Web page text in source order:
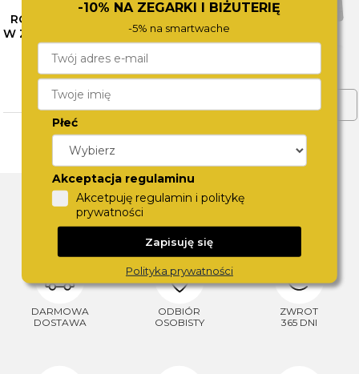
RÓŻNE OBLICZA SZAROŚCI
W ZEGARKACH CALVIN KLEIN
– SPRAWDŹ NASZE
PROPOZYCJE
CZYTAJ WIĘCEJ
ZOBACZ WIĘCEJ
DLACZEGO SWISS?
DARMOWA
DOSTAWA
ODBIÓR
OSOBISTY
ZWROT
365 DNI
-10% NA ZEGARKI I BIŻUTERIĘ
-5% na smartwache
Płeć
Akceptacja regulaminu
Akcetpuję regulamin i politykę
prywatności
Zapisuję się
Polityka prywatności